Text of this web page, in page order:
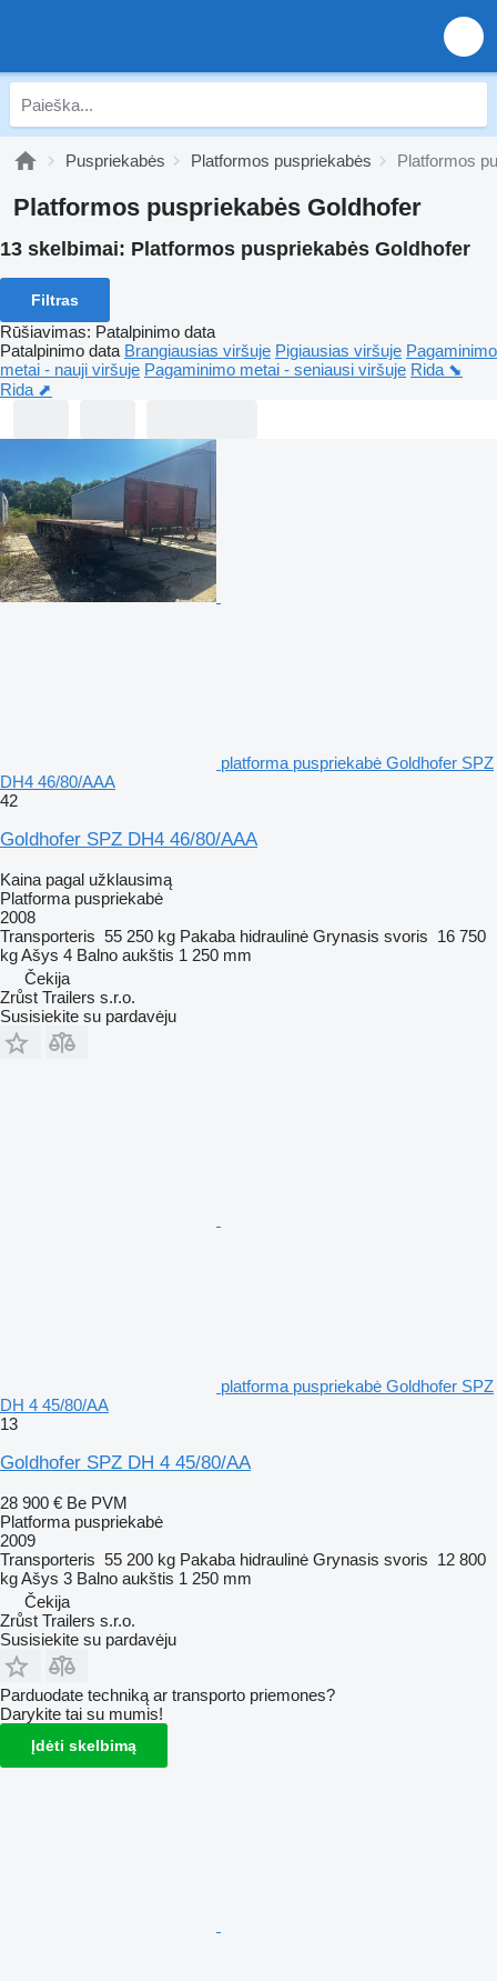
Puspriekabės Platformos puspriekabės Platformos
Platformos puspriekabės Goldhofer
13 skelbimai: Platformos puspriekabės Goldhofer
Filtras
Rūšiavimas: Patalpinimo data
Patalpinimo data Brangiausias viršuje Pigiausias viršuje Pagaminimo
metai - nauji viršuje Pagaminimo metai - seniausi viršuje Rida ⬊
Rida ⬈
platforma puspriekabė Goldhofer SPZ
DH4 46/80/AAA
42
Goldhofer SPZ DH4 46/80/AAA
Kaina pagal užklausimą
Platforma puspriekabė
2008
Transporteris 55 250 kg Pakaba hidraulinė Grynasis svoris 16 750
kgAšys 4 Balno aukštis 1 250 mm
Čekija
Zrůst Trailers s.r.o.
Susisiekite su pardavėju
platforma puspriekabė Goldhofer SPZ
DH 4 45/80/AA
13
Goldhofer SPZ DH 4 45/80/AA
28 900 € Be PVM
Platforma puspriekabė
2009
Transporteris 55 200 kg Pakaba hidraulinė Grynasis svoris 12 800
kgAšys 3 Balno aukštis 1 250 mm
Čekija
Zrůst Trailers s.r.o.
Susisiekite su pardavėju
Parduodate techniką ar transporto priemones?
Darykite tai su mumis!
Įdėti skelbimą